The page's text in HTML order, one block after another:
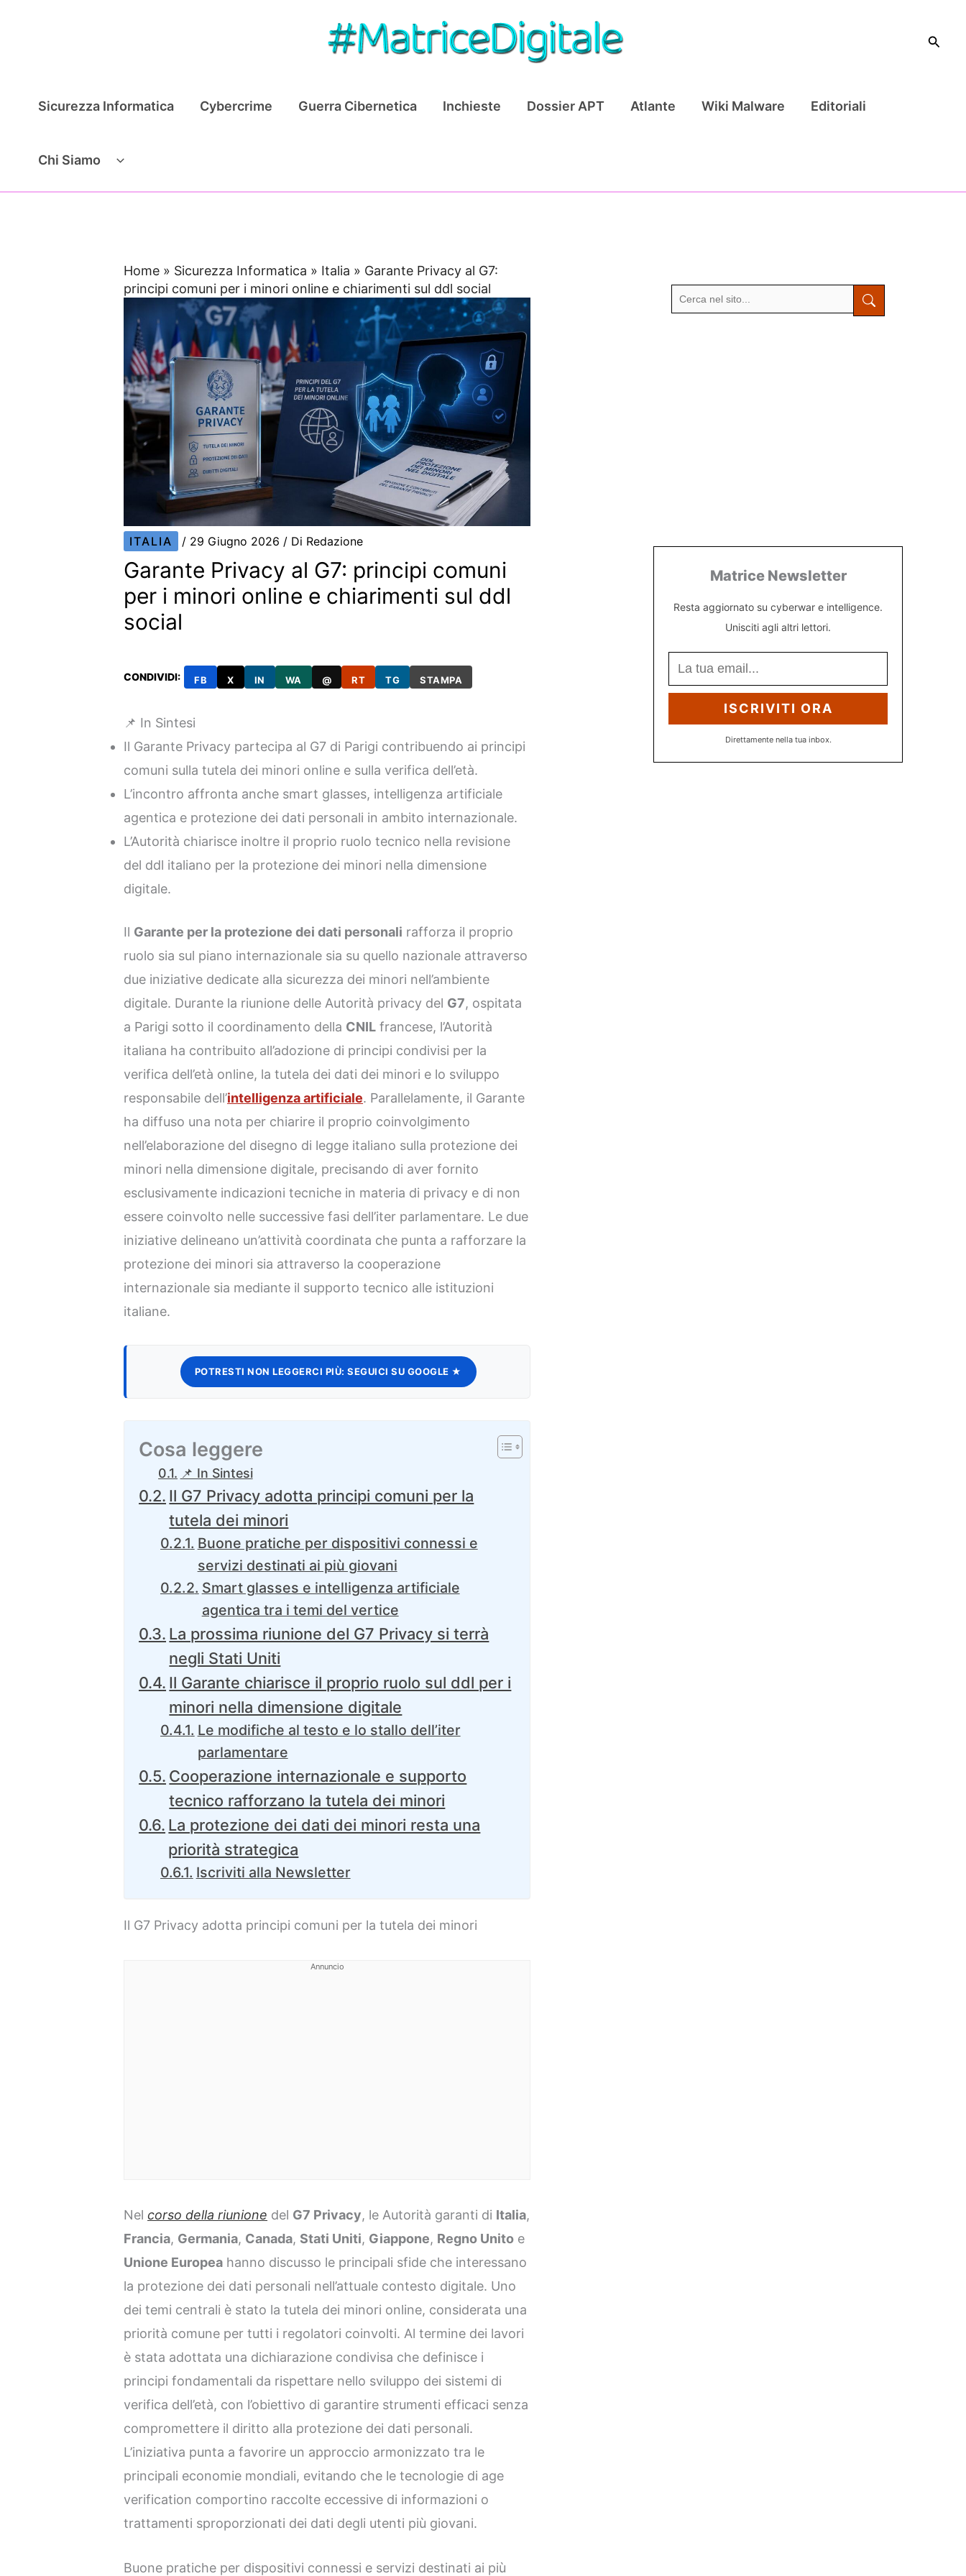
Cerca
Sicurezza Informatica Cybercrime Guerra Cibernetica Inchieste Dossier APT Atlante Wiki Malware Editoriali
Chi Siamo
Home » Sicurezza Informatica » Italia » Garante Privacy al G7:
principi comuni per i minori online e chiarimenti sul ddl social
ITALIA / 29 Giugno 2026 / Di Redazione
Garante Privacy al G7: principi comuni
per i minori online e chiarimenti sul ddl
social
CONDIVIDI: FB X IN WA @ RT TG STAMPA
📌 In Sintesi
Il Garante Privacy partecipa al G7 di Parigi contribuendo ai principi
comuni sulla tutela dei minori online e sulla verifica dell’età.
L’incontro affronta anche smart glasses, intelligenza artificiale
agentica e protezione dei dati personali in ambito internazionale.
L’Autorità chiarisce inoltre il proprio ruolo tecnico nella revisione
del ddl italiano per la protezione dei minori nella dimensione
digitale.
Il Garante per la protezione dei dati personali rafforza il proprio
ruolo sia sul piano internazionale sia su quello nazionale attraverso
due iniziative dedicate alla sicurezza dei minori nell’ambiente
digitale. Durante la riunione delle Autorità privacy del G7, ospitata
a Parigi sotto il coordinamento della CNIL francese, l’Autorità
italiana ha contribuito all’adozione di principi condivisi per la
verifica dell’età online, la tutela dei dati dei minori e lo sviluppo
responsabile dell’intelligenza artificiale. Parallelamente, il Garante
ha diffuso una nota per chiarire il proprio coinvolgimento
nell’elaborazione del disegno di legge italiano sulla protezione dei
minori nella dimensione digitale, precisando di aver fornito
esclusivamente indicazioni tecniche in materia di privacy e di non
essere coinvolto nelle successive fasi dell’iter parlamentare. Le due
iniziative delineano un’attività coordinata che punta a rafforzare la
protezione dei minori sia attraverso la cooperazione
internazionale sia mediante il supporto tecnico alle istituzioni
italiane.
POTRESTI NON LEGGERCI PIÙ: SEGUICI SU GOOGLE ★
Cosa leggere
📌 In Sintesi
Il G7 Privacy adotta principi comuni per la
tutela dei minori
Buone pratiche per dispositivi connessi e
servizi destinati ai più giovani
Smart glasses e intelligenza artificiale
agentica tra i temi del vertice
La prossima riunione del G7 Privacy si terrà
negli Stati Uniti
Il Garante chiarisce il proprio ruolo sul ddl per i
minori nella dimensione digitale
Le modifiche al testo e lo stallo dell’iter
parlamentare
Cooperazione internazionale e supporto
tecnico rafforzano la tutela dei minori
La protezione dei dati dei minori resta una
priorità strategica
Iscriviti alla Newsletter
Il G7 Privacy adotta principi comuni per la tutela dei minori
Annuncio
Nelcorso della riunione del G7 Privacy, le Autorità garanti di Italia,
Francia, Germania, Canada, Stati Uniti, Giappone, Regno Unito e
Unione Europea hanno discusso le principali sfide che interessano
la protezione dei dati personali nell’attuale contesto digitale. Uno
dei temi centrali è stato la tutela dei minori online, considerata una
priorità comune per tutti i regolatori coinvolti. Al termine dei lavori
è stata adottata una dichiarazione condivisa che definisce i
principi fondamentali da rispettare nello sviluppo dei sistemi di
verifica dell’età, con l’obiettivo di garantire strumenti efficaci senza
compromettere il diritto alla protezione dei dati personali.
L’iniziativa punta a favorire un approccio armonizzato tra le
principali economie mondiali, evitando che le tecnologie di age
verification comportino raccolte eccessive di informazioni o
trattamenti sproporzionati dei dati degli utenti più giovani.
Buone pratiche per dispositivi connessi e servizi destinati ai più
Matrice Newsletter
Resta aggiornato su cyberwar e intelligence.
Unisciti agli altri lettori.
ISCRIVITI ORA
Direttamente nella tua inbox.